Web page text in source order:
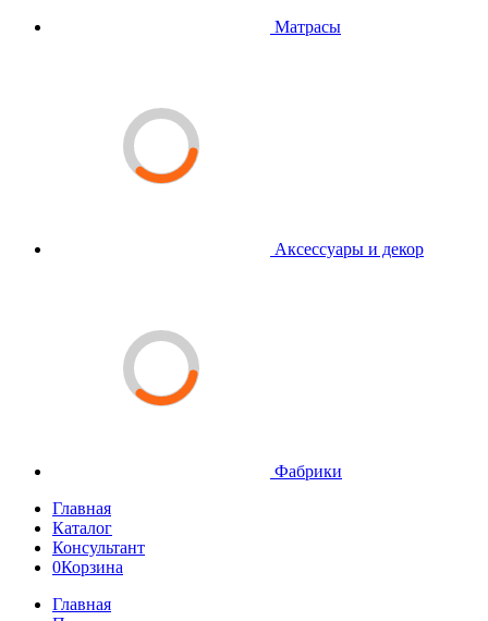
Матрасы
Аксессуары и декор
Фабрики
Главная
Каталог
Консультант
0Корзина
Главная